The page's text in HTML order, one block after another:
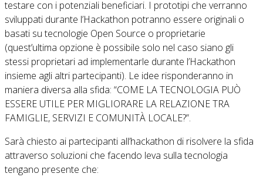
testare con i potenziali beneficiari. I prototipi che verranno
sviluppati durante l’Hackathon potranno essere originali o
basati su tecnologie Open Source o proprietarie
(quest’ultima opzione è possibile solo nel caso siano gli
stessi proprietari ad implementarle durante l’Hackathon
insieme agli altri partecipanti). Le idee risponderanno in
maniera diversa alla sfida: “COME LA TECNOLOGIA PUÒ
ESSERE UTILE PER MIGLIORARE LA RELAZIONE TRA
FAMIGLIE, SERVIZI E COMUNITÀ LOCALE?”.
Sarà chiesto ai partecipanti all’hackathon di risolvere la sfida
attraverso soluzioni che facendo leva sulla tecnologia
tengano presente che: